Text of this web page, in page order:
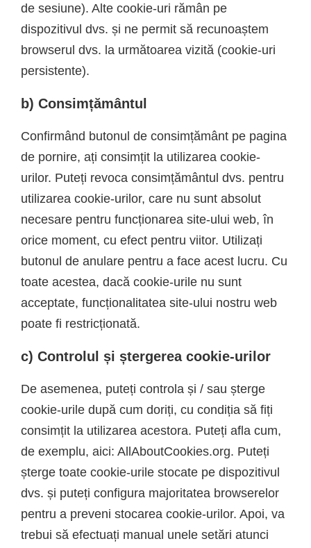
de sesiune). Alte cookie-uri rămân pe
dispozitivul dvs. și ne permit să recunoaștem
browserul dvs. la următoarea vizită (cookie-uri
persistente).
b) Consimțământul
Confirmând butonul de consimțământ pe pagina
de pornire, ați consimțit la utilizarea cookie-
urilor. Puteți revoca consimțământul dvs. pentru
utilizarea cookie-urilor, care nu sunt absolut
necesare pentru funcționarea site-ului web, în
orice moment, cu efect pentru viitor. Utilizați
butonul de anulare pentru a face acest lucru. Cu
toate acestea, dacă cookie-urile nu sunt
acceptate, funcționalitatea site-ului nostru web
poate fi restricționată.
c) Controlul și ștergerea cookie-urilor
De asemenea, puteți controla și / sau șterge
cookie-urile după cum doriți, cu condiția să fiți
consimțit la utilizarea acestora. Puteți afla cum,
de exemplu, aici: AllAboutCookies.org. Puteți
șterge toate cookie-urile stocate pe dispozitivul
dvs. și puteți configura majoritatea browserelor
pentru a preveni stocarea cookie-urilor. Apoi, va
trebui să efectuați manual unele setări atunci